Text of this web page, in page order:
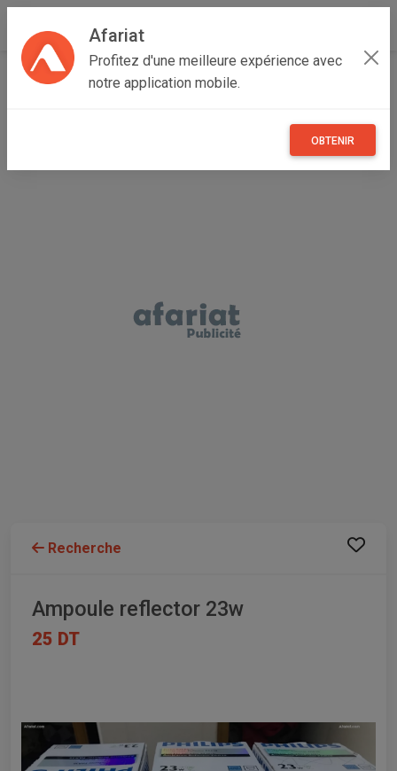
Afariat
Profitez d'une meilleure expérience avec
notre application mobile.
OBTENIR
Accueil Maisons et enfants Grand Tunis
Recherche
Ampoule reflector 23w
25 DT